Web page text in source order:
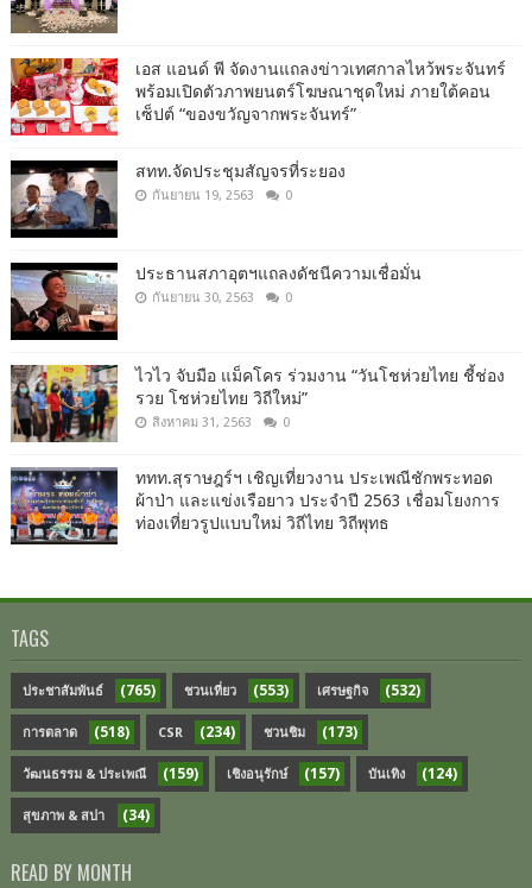
เอส แอนด์ พี จัดงานแถลงข่าวเทศกาลไหว้พระจันทร์
พร้อมเปิดตัวภาพยนตร์โฆษณาชุดใหม่ ภายใต้คอน
เซ็ปต์ “ของขวัญจากพระจันทร์”
สทท.จัดประชุมสัญจรที่ระยอง
กันยายน 19, 2563 0
ประธานสภาอุตฯแถลงดัชนีความเชื่อมั่น​
กันยายน 30, 2563 0
ไวไว จับมือ แม็คโคร ร่วมงาน “วันโชห่วยไทย ชี้ช่อง
รวย โชห่วยไทย วิถีใหม่”
สิงหาคม 31, 2563 0
ททท.สุราษฎร์ฯ เชิญเที่ยวงาน ประเพณีชักพระทอด
ผ้าป่า และแข่งเรือยาว ประจำปี 2563 เชื่อมโยงการ
ท่องเที่ยวรูปแบบใหม่ วิถีไทย วิถีพุทธ
TAGS
ประชาสัมพันธ์ (765) ชวนเที่ยว (553) เศรษฐกิจ (532)
การตลาด (518) CSR (234) ชวนชิม (173)
วัฒนธรรม & ประเพณี (159) เชิงอนุรักษ์ (157) บันเทิง (124)
สุขภาพ & สปา (34)
READ BY MONTH